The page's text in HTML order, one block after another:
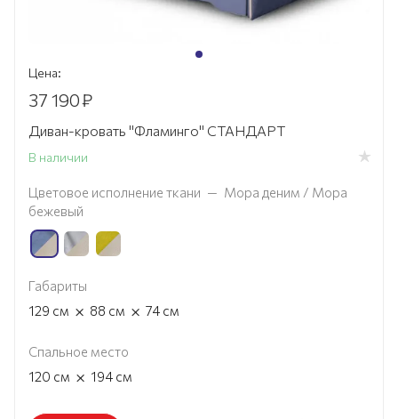
Цена:
37 190₽
Диван-кровать "Фламинго" СТАНДАРТ
В наличии
Цветовое исполнение ткани — Мора деним / Мора
бежевый
Габариты
129 см × 88 см × 74 см
Спальное место
120 см × 194 см